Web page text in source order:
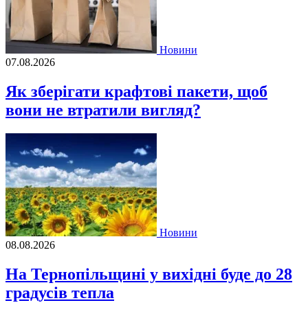
Новини
07.08.2026
Як зберігати крафтові пакети, щоб
вони не втратили вигляд?
Новини
08.08.2026
На Тернопільщині у вихідні буде до 28
градусів тепла